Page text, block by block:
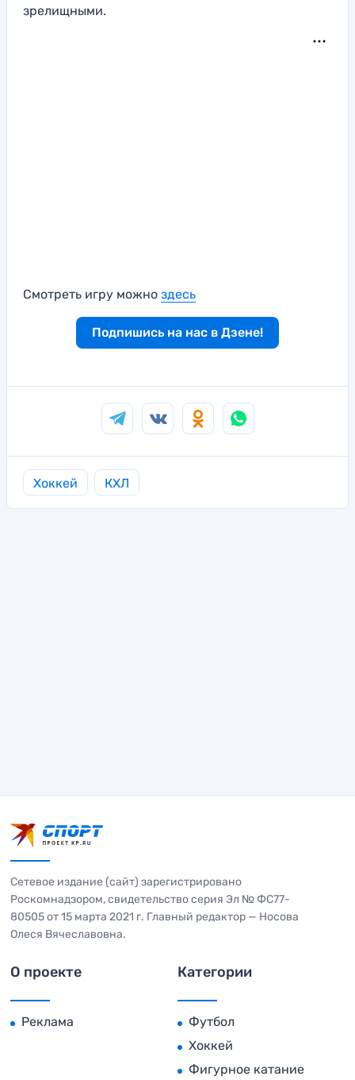
зрелищными.
Смотреть игру можно здесь
Подпишись на нас в Дзене!
Хоккей КХЛ
Сетевое издание (сайт) зарегистрировано
Роскомнадзором, свидетельство серия Эл № ФС77-
80505 от 15 марта 2021 г. Главный редактор — Носова
Олеся Вячеславовна.
О проекте
Реклама
Категории
Футбол
Хоккей
Фигурное катание